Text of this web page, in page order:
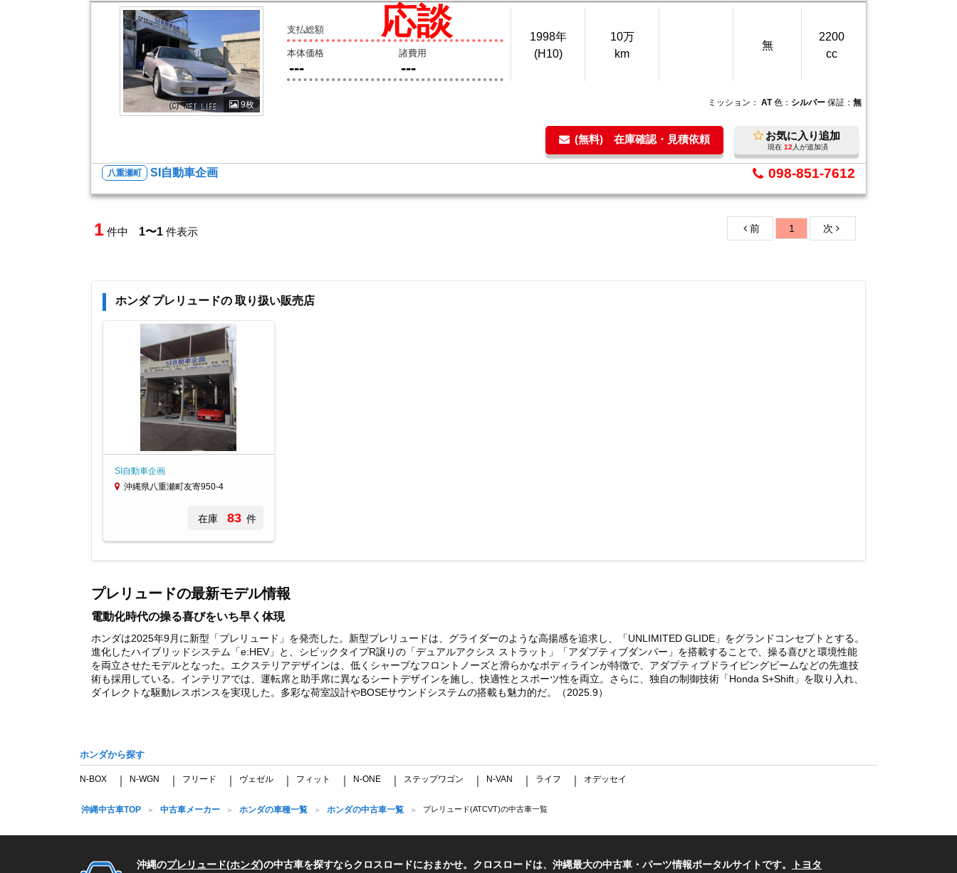
9枚
支払総額 応談
本体価格
---
諸費用
---
1998年
(H10)
10万
km
無
2200
cc
ミッション： AT 色： シルバー 保証： 無
(無料) 在庫確認・見積依頼 お気に入り追加
現在 12 人が追加済
八重瀬町 SI自動車企画 098-851-7612
1 件中 1〜1 件表示 前 1 次
ホンダ プレリュードの 取り扱い販売店
SI自動車企画
沖縄県八重瀬町友寄950-4
在庫 83 件
プレリュードの最新モデル情報
電動化時代の操る喜びをいち早く体現
ホンダは2025年9月に新型「プレリュード」を発売した。新型プレリュードは、グライダーのような高揚感を追求し、「UNLIMITED GLIDE」をグランドコンセプトとする。
進化したハイブリッドシステム「e:HEV」と、シビックタイプR譲りの「デュアルアクシス ストラット」「アダプティブダンパー」を搭載することで、操る喜びと環境性能
を両立させたモデルとなった。エクステリアデザインは、低くシャープなフロントノーズと滑らかなボディラインが特徴で、アダプティブドライビングビームなどの先進技
術も採用している。インテリアでは、運転席と助手席に異なるシートデザインを施し、快適性とスポーツ性を両立。さらに、独自の制御技術「Honda S+Shift」を取り入れ、
ダイレクトな駆動レスポンスを実現した。多彩な荷室設計やBOSEサウンドシステムの搭載も魅力的だ。（2025.9）
ホンダから探す
N-BOX N-WGN フリード ヴェゼル フィット N-ONE ステップワゴン N-VAN ライフ オデッセイ
沖縄中古車TOP 中古車メーカー ホンダの車種一覧 ホンダの中古車一覧 プレリュード(ATCVT)の中古車一覧
沖縄のプレリュード(ホンダ)の中古車を探すならクロスロードにおまかせ。クロスロードは、沖縄最大の中古車・パーツ情報ポータルサイトです。
トヨタ